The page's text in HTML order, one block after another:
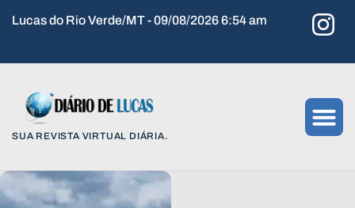
Lucas do Rio Verde/MT - 09/08/2026 6:54 am
SUA REVISTA VIRTUAL DIÁRIA.